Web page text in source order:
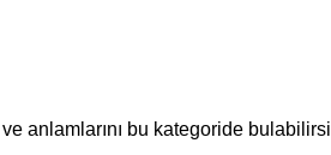
anlamlarını bu kategoride